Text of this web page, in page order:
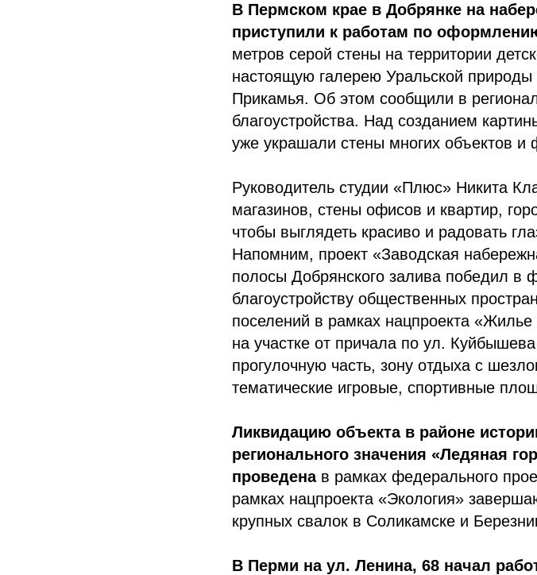
В Пермском крае в Добрянке на
приступили к работам по
метров серой стены на территории
настоящую галерею Уральской природы
Прикамья. Об этом сообщили в
благоустройства. Над созданием
уже украшали стены многих объектов и
Руководитель студии «Плюс» Никита
магазинов, стены офисов и квартир,
чтобы выглядеть красиво и радовать
Напомним, проект «Заводская
полосы Добрянского залива победил
благоустройству общественных
поселений в рамках нацпроекта
на участке от причала по ул.
прогулочную часть, зону отдыха с
тематические игровые, спортивные
Ликвидацию объекта в районе
регионального значения «Ледяная
проведенав рамках федерального
рамках нацпроекта «Экология»
крупных свалок в Соликамске и
В Перми на ул. Ленина, 68 начал